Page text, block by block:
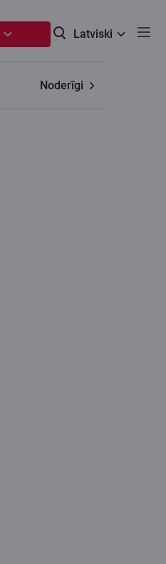
Latviski
Noderīgi